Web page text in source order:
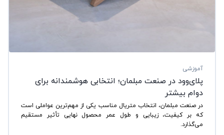
آموزشی
پلای‌وود در صنعت مبلمان؛ انتخابی هوشمندانه برای
دوام بیشتر
در صنعت مبلمان، انتخاب متریال مناسب یکی از مهم‌ترین عواملی است
که بر کیفیت، زیبایی و طول عمر محصول نهایی تأثیر مستقیم
می‌گذارد.